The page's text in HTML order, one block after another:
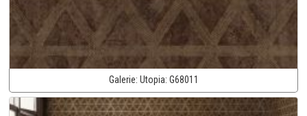
Galerie: Utopia: G68011